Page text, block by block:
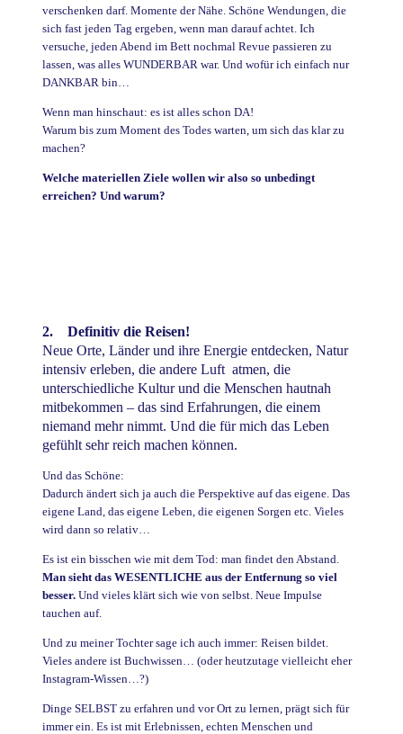
verschenken darf. Momente der Nähe. Schöne Wendungen, die
sich fast jeden Tag ergeben, wenn man darauf achtet. Ich
versuche, jeden Abend im Bett nochmal Revue passieren zu
lassen, was alles WUNDERBAR war. Und wofür ich einfach nur
DANKBAR bin…
Wenn man hinschaut: es ist alles schon DA!
Warum bis zum Moment des Todes warten, um sich das klar zu
machen?
Welche materiellen Ziele wollen wir also so unbedingt
erreichen? Und warum?
2. Definitiv die Reisen!
Neue Orte, Länder und ihre Energie entdecken, Natur
intensiv erleben, die andere Luft atmen, die
unterschiedliche Kultur und die Menschen hautnah
mitbekommen – das sind Erfahrungen, die einem
niemand mehr nimmt. Und die für mich das Leben
gefühlt sehr reich machen können.
Und das Schöne:
Dadurch ändert sich ja auch die Perspektive auf das eigene. Das
eigene Land, das eigene Leben, die eigenen Sorgen etc. Vieles
wird dann so relativ…
Es ist ein bisschen wie mit dem Tod: man findet den Abstand.
Man sieht das WESENTLICHE aus der Entfernung so viel
besser. Und vieles klärt sich wie von selbst. Neue Impulse
tauchen auf.
Und zu meiner Tochter sage ich auch immer: Reisen bildet.
Vieles andere ist Buchwissen… (oder heutzutage vielleicht eher
Instagram-Wissen…?)
Dinge SELBST zu erfahren und vor Ort zu lernen, prägt sich für
immer ein. Es ist mit Erlebnissen, echten Menschen und